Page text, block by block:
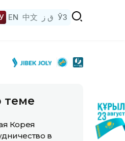
EN 中文 ق ز ЎЗ
теме
Корея
в